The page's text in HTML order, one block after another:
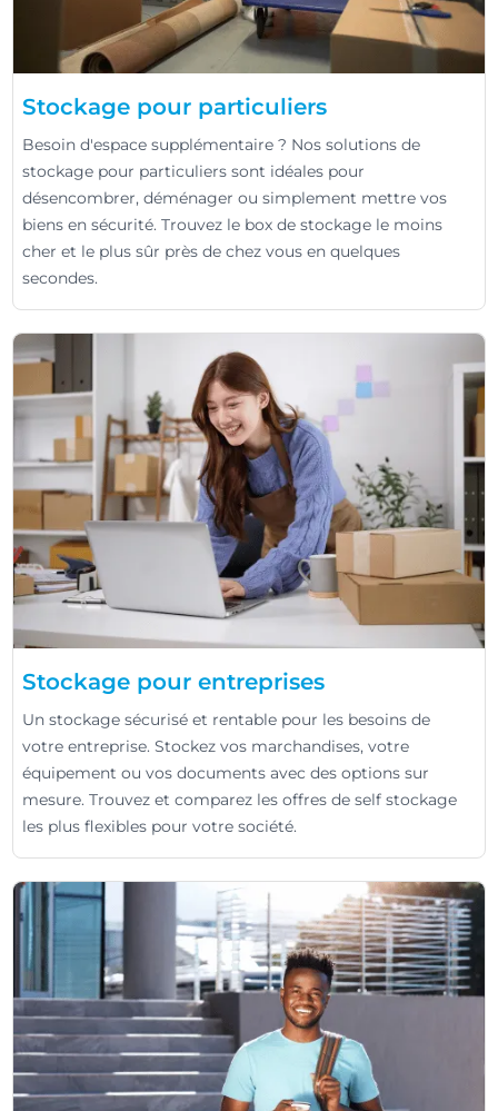
Stockage pour particuliers
Besoin d'espace supplémentaire ? Nos solutions de
stockage pour particuliers sont idéales pour
désencombrer, déménager ou simplement mettre vos
biens en sécurité. Trouvez le box de stockage le moins
cher et le plus sûr près de chez vous en quelques
secondes.
Stockage pour entreprises
Un stockage sécurisé et rentable pour les besoins de
votre entreprise. Stockez vos marchandises, votre
équipement ou vos documents avec des options sur
mesure. Trouvez et comparez les offres de self stockage
les plus flexibles pour votre société.